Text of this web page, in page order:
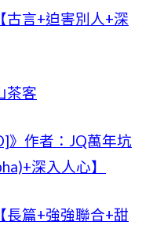
古言+迫害別人+深
茶客
》作者：JQ萬年坑
深入人心】
長篇+強強聯合+甜